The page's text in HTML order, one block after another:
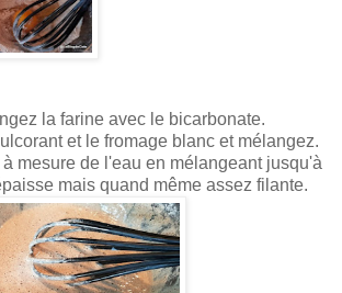
la farine avec le bicarbonate.
et le fromage blanc et mélangez.
mesure de l'eau en mélangeant jusqu'à
mais quand même assez filante.